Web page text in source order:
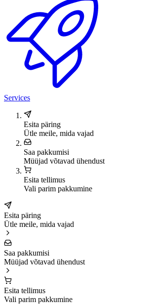
Services
Esita päring
Ütle meile, mida vajad
Saa pakkumisi
Müüjad võtavad ühendust
Esita tellimus
Vali parim pakkumine
Esita päring
Ütle meile, mida vajad
Saa pakkumisi
Müüjad võtavad ühendust
Esita tellimus
Vali parim pakkumine